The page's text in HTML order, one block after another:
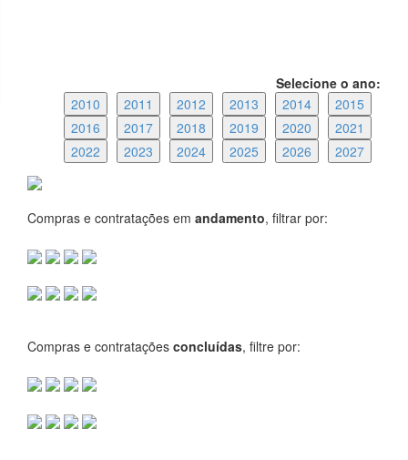
Selecione o ano:
2010
2011 2012 2013 2014
2015
2016
2017 2018 2019 2020
2021
2022
2023 2024 2025 2026 2027
Compras e contratações em andamento, filtrar por:
Compras e contratações concluídas, filtre por: